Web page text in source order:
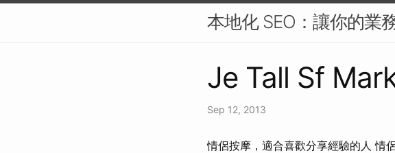
本地化 SEO：讓你的業
Je Tall Sf
Sep 12, 2013
情侶按摩，適合喜歡分享經驗的人 情